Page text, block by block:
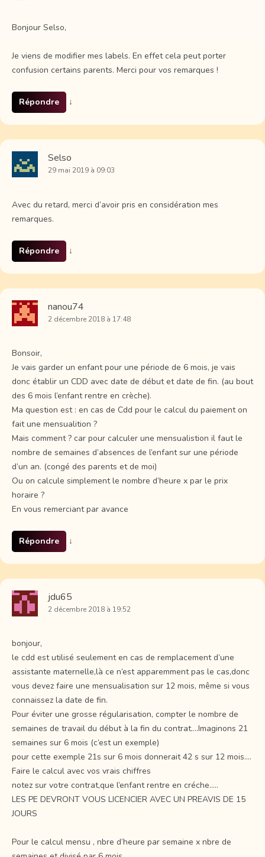
Bonjour Selso,
Je viens de modifier mes labels. En effet cela peut porter
confusion certains parents. Merci pour vos remarques !
Répondre ↓
Selso
29 mai 2019 à 09:03
Avec du retard, merci d’avoir pris en considération mes
remarques.
Répondre ↓
nanou74
2 décembre 2018 à 17:48
Bonsoir,
Je vais garder un enfant pour une période de 6 mois, je vais
donc établir un CDD avec date de début et date de fin. (au bout
des 6 mois l’enfant rentre en crèche).
Ma question est : en cas de Cdd pour le calcul du paiement on
fait une mensualition ?
Mais comment ? car pour calculer une mensualistion il faut le
nombre de semaines d’absences de l’enfant sur une période
d’un an. (congé des parents et de moi)
Ou on calcule simplement le nombre d’heure x par le prix
horaire ?
En vous remerciant par avance
Répondre ↓
jdu65
2 décembre 2018 à 19:52
bonjour,
le cdd est utilisé seulement en cas de remplacement d’une
assistante maternelle,là ce n’est apparemment pas le cas,donc
vous devez faire une mensualisation sur 12 mois, même si vous
connaissez la date de fin.
Pour éviter une grosse régularisation, compter le nombre de
semaines de travail du début à la fin du contrat….Imaginons 21
semaines sur 6 mois (c’est un exemple)
pour cette exemple 21s sur 6 mois donnerait 42 s sur 12 mois….
Faire le calcul avec vos vrais chiffres
notez sur votre contrat,que l’enfant rentre en créche…..
LES PE DEVRONT VOUS LICENCIER AVEC UN PREAVIS DE 15
JOURS
Pour le calcul mensu , nbre d’heure par semaine x nbre de